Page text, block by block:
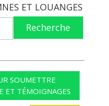
ET LOUANGES
Recherche
SOUMETTRE
ET TÉMOIGNAGES